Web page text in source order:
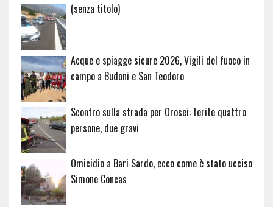
(senza titolo)Articolo
Acque e spiagge sicure 2026, Vigili del fuoco in
campo a Budoni e San Teodoro
Scontro sulla strada per Orosei: ferite quattro
persone, due gravi
Omicidio a Bari Sardo, ecco come è stato ucciso
Simone Concas